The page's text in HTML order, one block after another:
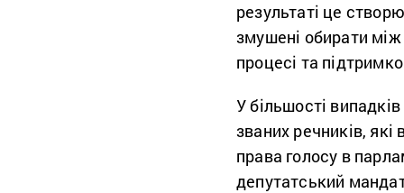
результаті це
змушені обирати
процесі та
У більшості
званих речників,
права голосу в
депутатський